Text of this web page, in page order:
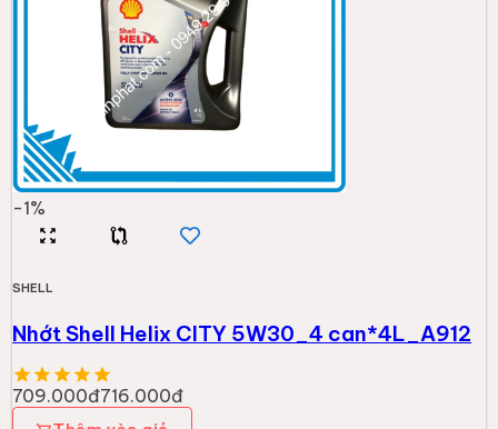
SHELL